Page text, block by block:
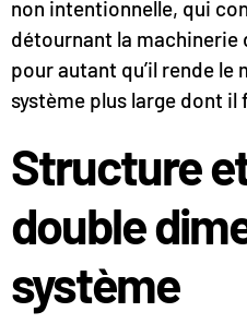
non intentionnelle, qui
détournant la machinerie
pour autant qu’il rende le
système plus large dont
Structure
double
système